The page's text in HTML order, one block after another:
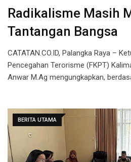
Radikalisme Masih
Tantangan Bangsa
CATATAN.CO.ID, Palangka Raya –
Pencegahan Terorisme (FKPT)
Anwar M.Ag mengungkapkan,
BERITA UTAMA